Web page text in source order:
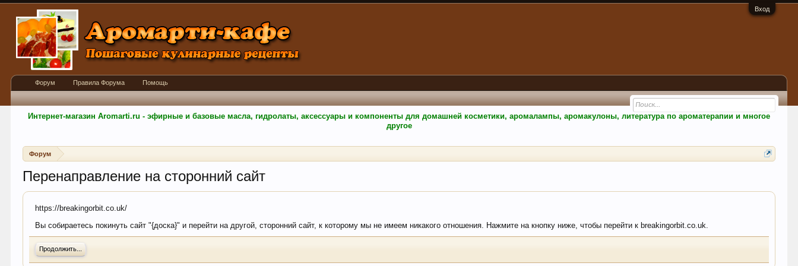
Вход
Интернет-магазин Aromarti.ru - эфирные и базовые масла, гидролаты, аксессуары и компоненты для домашней косметики, аромалампы, аромакулоны, литература по ароматерапии и многое
другое
Форум
Перенаправление на сторонний сайт
https://breakingorbit.co.uk/
Вы собираетесь покинуть сайт "{доска}" и перейти на другой, сторонний сайт, к которому мы не имеем никакого отношения. Нажмите на кнопку ниже, чтобы перейти к breakingorbit.co.uk.
Продолжить...
Форум Правила Форума Помощь